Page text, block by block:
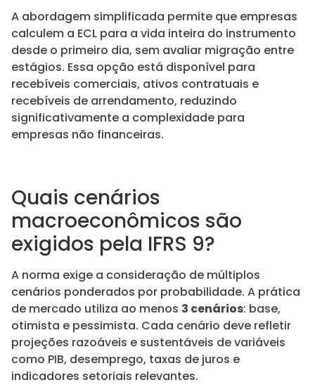
A abordagem simplificada permite que empresas
calculem a ECL para a vida inteira do instrumento
desde o primeiro dia, sem avaliar migração entre
estágios. Essa opção está disponível para
recebíveis comerciais, ativos contratuais e
recebíveis de arrendamento, reduzindo
significativamente a complexidade para
empresas não financeiras.
Quais cenários
macroeconômicos são
exigidos pela IFRS 9?
A norma exige a consideração de múltiplos
cenários ponderados por probabilidade. A prática
de mercado utiliza ao menos 3 cenários: base,
otimista e pessimista. Cada cenário deve refletir
projeções razoáveis e sustentáveis de variáveis
como PIB, desemprego, taxas de juros e
indicadores setoriais relevantes.